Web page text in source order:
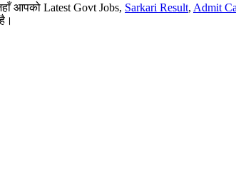
आपको Latest Govt Jobs, Sarkari Result, Admit